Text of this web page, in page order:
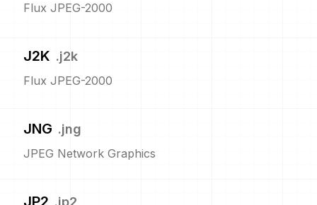
Flux JPEG-2000
J2K .j2k
Flux JPEG-2000
JNG .jng
JPEG Network Graphics
JP2 .jp2